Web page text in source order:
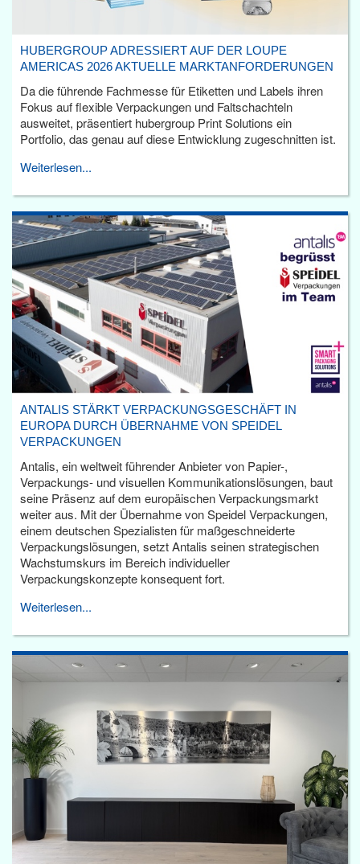
HUBERGROUP ADRESSIERT AUF DER LOUPE
AMERICAS 2026 AKTUELLE MARKTANFORDERUNGEN
Da die führende Fachmesse für Etiketten und Labels ihren
Fokus auf flexible Verpackungen und Faltschachteln
ausweitet, präsentiert hubergroup Print Solutions ein
Portfolio, das genau auf diese Entwicklung zugeschnitten ist.
Weiterlesen...
ANTALIS STÄRKT VERPACKUNGSGESCHÄFT IN
EUROPA DURCH ÜBERNAHME VON SPEIDEL
VERPACKUNGEN
Antalis, ein weltweit führender Anbieter von Papier-,
Verpackungs- und visuellen Kommunikationslösungen, baut
seine Präsenz auf dem europäischen Verpackungsmarkt
weiter aus. Mit der Übernahme von Speidel Verpackungen,
einem deutschen Spezialisten für maßgeschneiderte
Verpackungslösungen, setzt Antalis seinen strategischen
Wachstumskurs im Bereich individueller
Verpackungskonzepte konsequent fort.
Weiterlesen...